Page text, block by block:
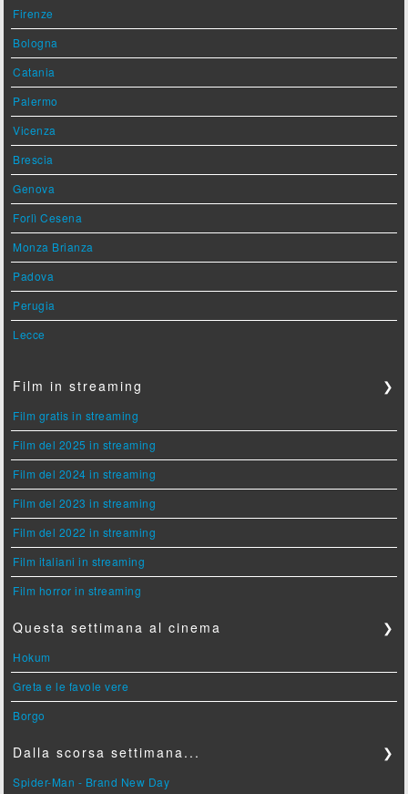
Firenze
Bologna
Catania
Palermo
Vicenza
Brescia
Genova
Forlì Cesena
Monza Brianza
Padova
Perugia
Lecce
Film in streaming ❯
Film gratis in streaming
Film del 2025 in streaming
Film del 2024 in streaming
Film del 2023 in streaming
Film del 2022 in streaming
Film italiani in streaming
Film horror in streaming
Questa settimana al cinema ❯
Hokum
Greta e le favole vere
Borgo
Dalla scorsa settimana... ❯
Spider-Man - Brand New Day